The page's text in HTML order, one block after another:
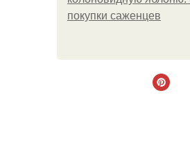
покупки саженцев